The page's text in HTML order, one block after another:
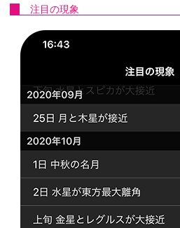
注目の現象